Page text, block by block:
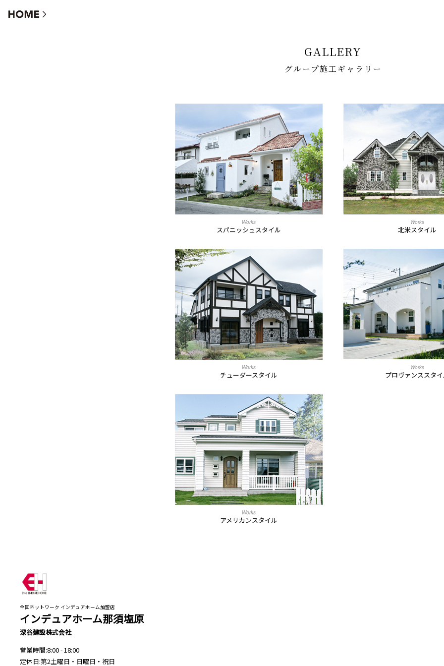
グループ施工ギャラリー
GALLERY
グループ施工ギャラリー
Works
スパニッシュスタイル
Works
北米スタイル
Works
チューダースタイル
Works
プロヴァンススタ
Works
アメリカンスタイル
全国ネットワーク インデュアホーム加盟店
インデュアホーム那須塩原
深谷建設株式会社
営業時間:8:00 - 18:00
定休日:第2土曜日・日曜日・祝日